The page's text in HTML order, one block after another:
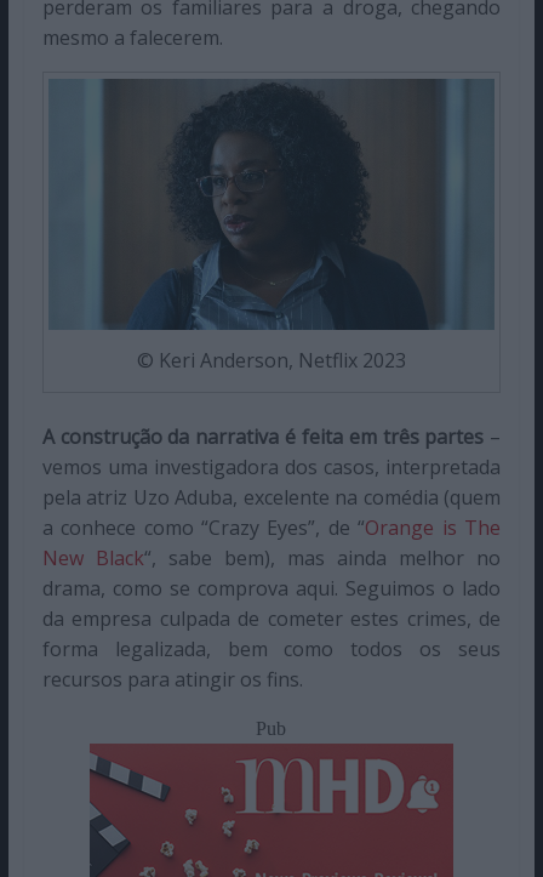
perderam os familiares para a droga, chegando
mesmo a falecerem.
© Keri Anderson, Netflix 2023
A construção da narrativa é feita em três partes –
vemos uma investigadora dos casos, interpretada
pela atriz Uzo Aduba, excelente na comédia (quem
a conhece como “Crazy Eyes”, de “Orange is The
New Black“, sabe bem), mas ainda melhor no
drama, como se comprova aqui. Seguimos o lado
da empresa culpada de cometer estes crimes, de
forma legalizada, bem como todos os seus
recursos para atingir os fins.
Pub